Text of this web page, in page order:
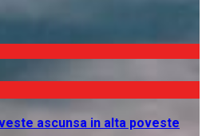
ascunsa in alta poveste